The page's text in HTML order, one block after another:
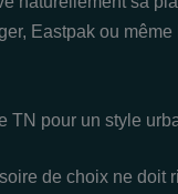
Eastpak ou
TN pour un style
de choix ne doit